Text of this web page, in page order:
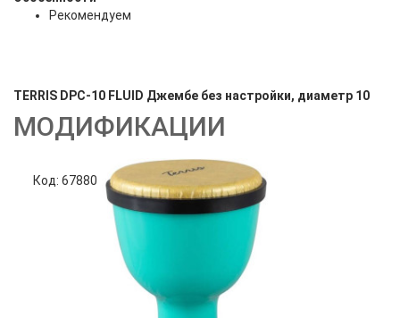
Рекомендуем
TERRIS DPC-10 FLUID Джембе без настройки, диаметр 10
МОДИФИКАЦИИ
Код: 67880